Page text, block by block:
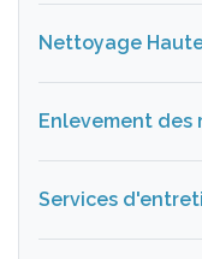
Nettoyage
Enlevement des
Services